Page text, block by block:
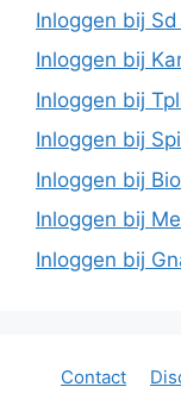
Inloggen bij
Inloggen bij
Inloggen bij
Inloggen bij
Inloggen bij
Inloggen bij
Inloggen bij
Contact